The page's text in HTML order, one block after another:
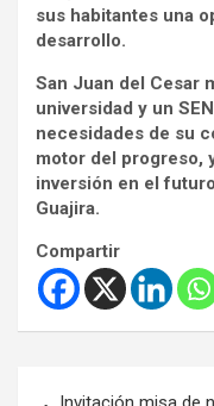
sus habitantes una
desarrollo.
San Juan del Cesar
universidad y un
necesidades de su
motor del progreso,
inversión en el
Guajira.
Compartir